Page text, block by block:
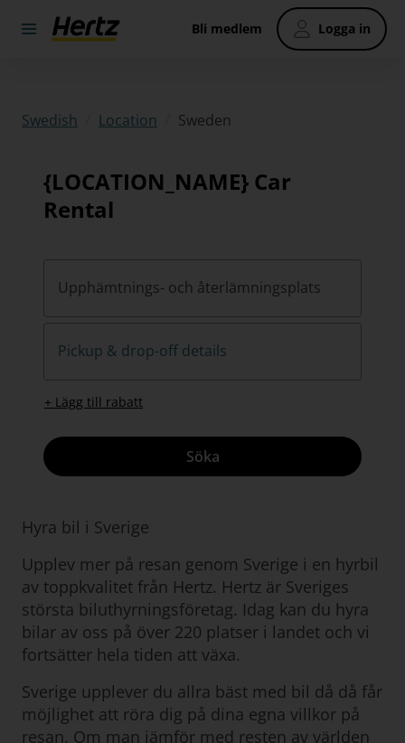
Bli medlem Logga in
Swedish Location Sweden
{LOCATION_NAME} Car
Rental
Upphämtnings- och återlämningsplats
Pickup & drop-off details
+ Lägg till rabatt
Söka
Hyra bil i Sverige
Upplev mer på resan genom Sverige i en hyrbil
av toppkvalitet från Hertz. Hertz är Sveriges
största biluthyrningsföretag. Idag kan du hyra
bilar av oss på över 220 platser i landet och vi
fortsätter hela tiden att växa.
Sverige upplever du allra bäst med bil då då får
möjlighet att röra dig på dina egna villkor på
resan. Om man jämför med resten av världen